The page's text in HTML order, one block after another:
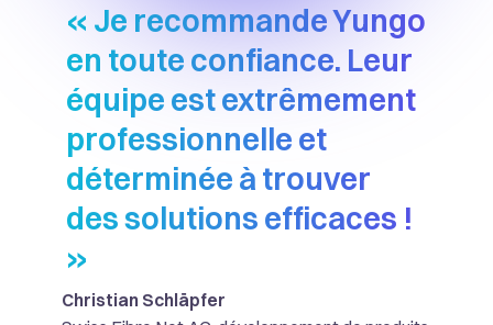
« Je recommande Yungo
en toute confiance. Leur
équipe est extrêmement
professionnelle et
déterminée à trouver
des solutions efficaces !
»
Christian Schläpfer